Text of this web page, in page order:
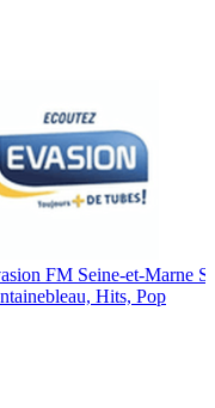
FM Seine-et-Marne
Hits, Pop